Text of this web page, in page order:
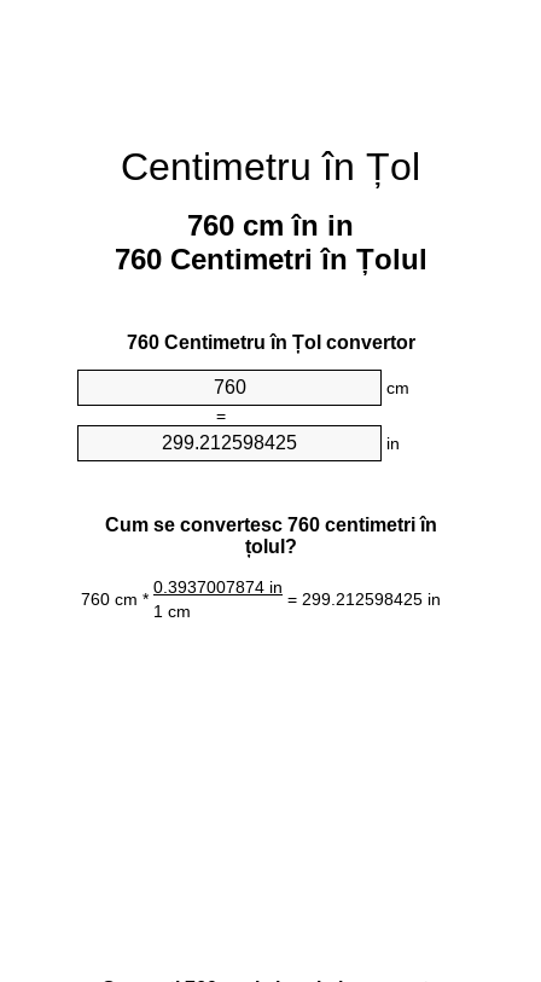
Centimetru în Țol
760 cm în in
760 Centimetri în Țolul
760 Centimetru în Țol convertor
cm
=
in
Cum se convertesc 760 centimetri în
țolul?
760 cm *
0.3937007874 in
= 299.212598425 in
1 cm